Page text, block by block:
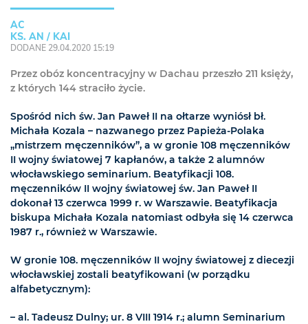
AC
KS. AN / KAI
DODANE 29.04.2020 15:19
Przez obóz koncentracyjny w Dachau przeszło 211 księży,
z których 144 straciło życie.
Spośród nich św. Jan Paweł II na ołtarze wyniósł bł.
Michała Kozala – nazwanego przez Papieża-Polaka
„mistrzem męczenników”, a w gronie 108 męczenników
II wojny światowej 7 kapłanów, a także 2 alumnów
włocławskiego seminarium. Beatyfikacji 108.
męczenników II wojny światowej św. Jan Paweł II
dokonał 13 czerwca 1999 r. w Warszawie. Beatyfikacja
biskupa Michała Kozala natomiast odbyła się 14 czerwca
1987 r., również w Warszawie.
W gronie 108. męczenników II wojny światowej z diecezji
włocławskiej zostali beatyfikowani (w porządku
alfabetycznym):
– al. Tadeusz Dulny; ur. 8 VIII 1914 r.; alumn Seminarium